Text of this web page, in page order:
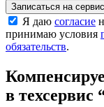
Записаться на сервис
Я даю согласие
принимаю условия
обязательств.
в техсервис